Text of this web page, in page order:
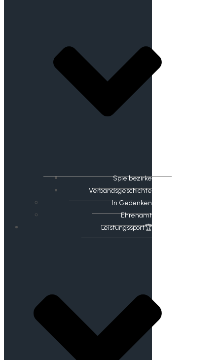
Spielbezirke
Verbandsgeschichte
In Gedenken
Ehrenamt
​Leistungssport🏆